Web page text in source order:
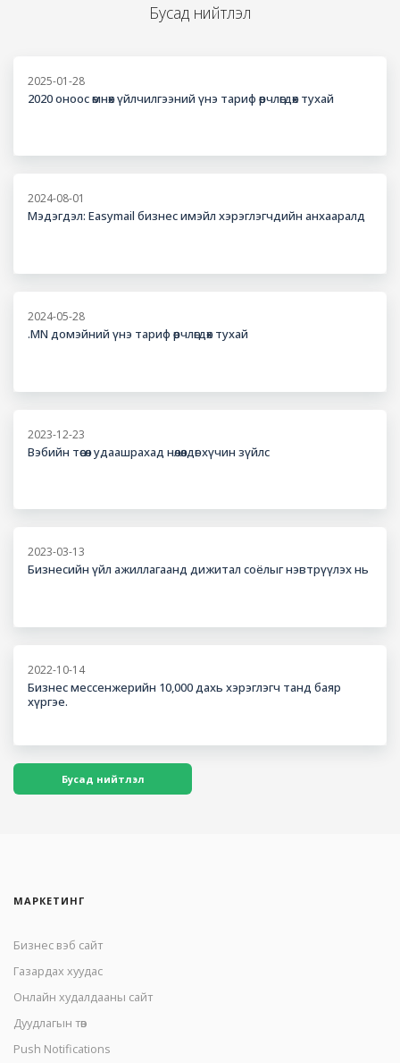
Бусад нийтлэл
2025-01-28
2020 оноос өмнөх үйлчилгээний үнэ тариф өөрчлөгдөх тухай
2024-08-01
Мэдэгдэл: Easymail бизнес имэйл хэрэглэгчдийн анхааралд
2024-05-28
.MN домэйний үнэ тариф өөрчлөгдөх тухай
2023-12-23
Вэбийн төсөл удаашрахад нөлөөлдөг хүчин зүйлс
2023-03-13
Бизнесийн үйл ажиллагаанд дижитал соёлыг нэвтрүүлэх нь
2022-10-14
Бизнес мессенжерийн 10,000 дахь хэрэглэгч танд баяр
хүргэе.
Бусад нийтлэл
МАРКЕТИНГ
Бизнес вэб сайт
Газардах хуудас
Онлайн худалдааны сайт
Дуудлагын төв
Push Notifications